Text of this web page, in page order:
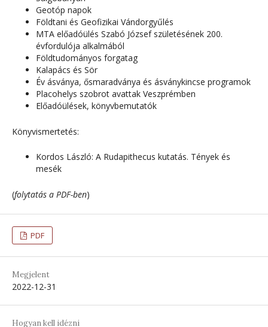
Geotóp napok
Földtani és Geofizikai Vándorgyűlés
MTA előadóülés Szabó József születésének 200.
évfordulója alkalmából
Földtudományos forgatag
Kalapács és Sör
Év ásványa, ősmaradványa és ásványkincse programok
Placohelys szobrot avattak Veszprémben
Előadóülések, könyvbemutatók
Könyvismertetés:
Kordos László: A Rudapithecus kutatás. Tények és
mesék
(folytatás a PDF-ben)
PDF
Megjelent
2022-12-31
Hogyan kell idézni